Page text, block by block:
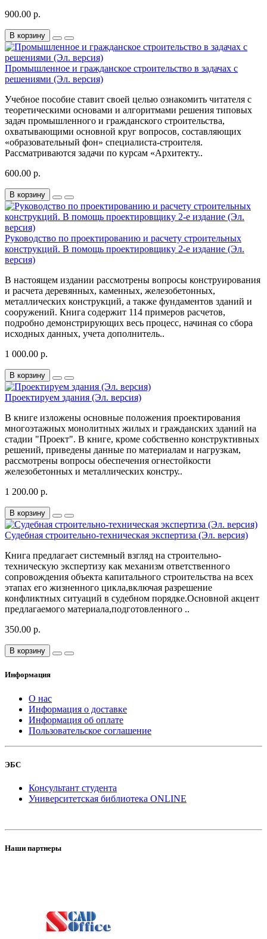
900.00 р.
В корзину
Промышленное и гражданское строительство в задачах с
решениями (Эл. версия)
Учебное пособие ставит своей целью ознакомить читателя с
теоретическими основами и алгоритмами решения типовых
задач промышленного и гражданского строительства,
охватывающими основной круг вопросов, составляющих
«образовательный фон» специалиста-строителя.
Рассматриваются задачи по курсам «Архитекту..
600.00 р.
В корзину
Руководство по проектированию и расчету строительных
конструкций. В помощь проектировщику 2-е издание (Эл.
версия)
В настоящем издании рассмотрены вопросы конструирования
и расчета деревянных, каменных, железобетонных,
металлических конструкций, а также фундаментов зданий и
сооружений. Книга содержит 114 примеров расчетов,
подробно демонстрирующих весь процесс, начиная со сбора
исходных данных, учета дополнитель..
1 000.00 р.
В корзину
Проектируем здания (Эл. версия)
В книге изложены основные положения проектирования
многоэтажных монолитных жилых и гражданских зданий на
стадии "Проект". В книге, кроме собственно конструктивных
решений, приведены данные по материалам и нагрузкам,
рассмотрены вопросы обеспечения огнестойкости
железобетонных и металлических констру..
1 200.00 р.
В корзину
Судебная строительно-техническая экспертиза (Эл. версия)
Книга предлагает системный взгляд на строительно-
техническую экспертизу как механизм ответственного
сопровождения объекта капитального строительства на всех
этапах его жизненного цикла,включая разрешение
конфликтных ситуаций в судебном порядке.Основной акцент
предлагаемого материала,подготовленного ..
350.00 р.
В корзину
Информация
О нас
Информация о доставке
Информация об оплате
Пользовательское соглашение
ЭБС
Консультант студента
Университетская библиотека ONLINE
Наши партнеры